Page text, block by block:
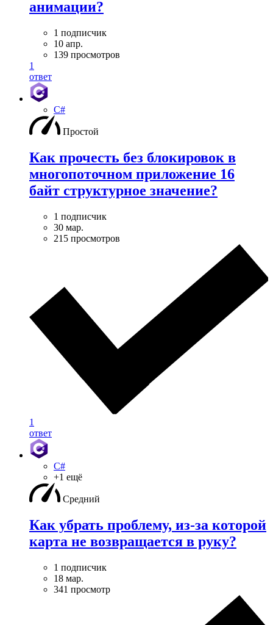
анимации?
1 подписчик
10 апр.
139 просмотров
1
ответ
C#
Простой
Как прочесть без блокировок в
многопоточном приложение 16
байт структурное значение?
1 подписчик
30 мар.
215 просмотров
1
ответ
C#
+1 ещё
Средний
Как убрать проблему, из-за которой
карта не возвращается в руку?
1 подписчик
18 мар.
341 просмотр